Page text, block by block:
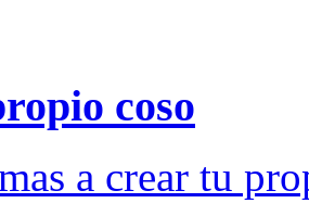
coso
a crear tu